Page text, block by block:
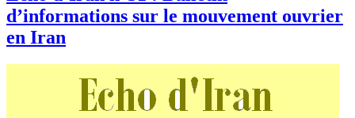
d’informations sur le mouvement ouvrier
en Iran